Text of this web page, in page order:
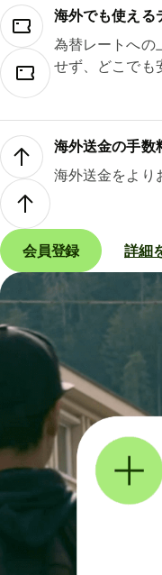
海外でも使える
為替レートへの
せず、どこでも
海外送金の手数
海外送金をより
会員登録 詳細